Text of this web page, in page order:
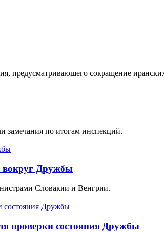
сокращение
замечания по итогам инспекций.
вокруг Дружбы
Словакии и Венгрии.
проверки состояния Дружбы